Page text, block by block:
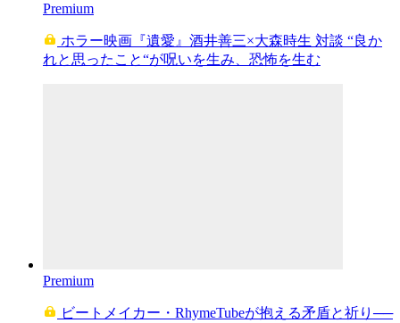
Premium
ホラー映画『遺愛』酒井善三×大森時生 対談 “良か
れと思ったこと“が呪いを生み、恐怖を生む
Premium
ビートメイカー・RhymeTubeが抱える矛盾と祈り──